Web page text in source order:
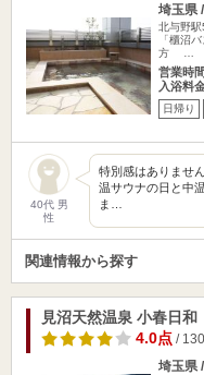
埼玉県
北与野
「櫃沼
方 …
営業時
入浴料
日帰り
40代 男
性
特別感はありませ
温サウナの日と中
ま…
関連情報から探す
見沼天然温泉 小春日和
4.0点/
埼玉県